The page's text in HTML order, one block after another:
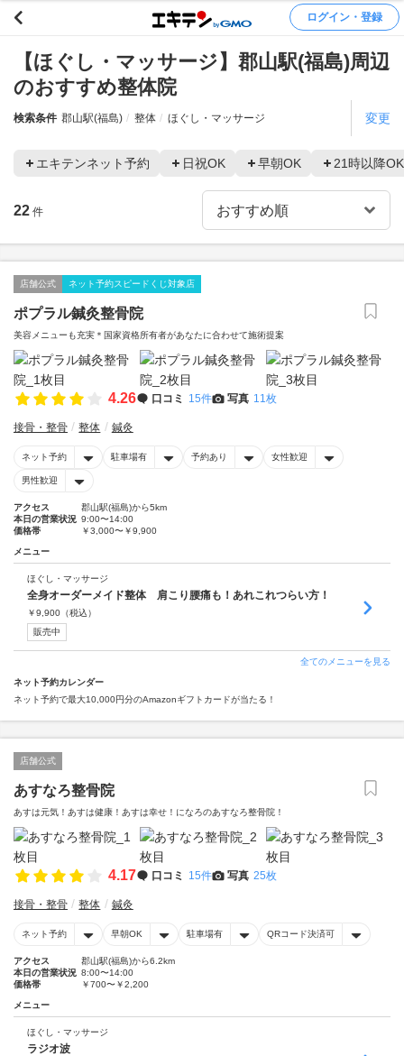
ログイン・登録
【ほぐし・マッサージ】郡山駅(福島)周辺
のおすすめ整体院
検索条件 郡山駅(福島) 整体 ほぐし・マッサージ 変更
エキテンネット予約 日祝OK 早朝OK 21時以降OK
22 件
店舗公式 ネット予約スピードくじ対象店
ポプラル鍼灸整骨院
美容メニューも充実＊国家資格所有者があなたに合わせて施術提案
4.26 口コミ 15件 写真 11枚
接骨・整骨 整体 鍼灸
ネット予約 駐車場有 予約あり 女性歓迎
男性歓迎
アクセス
郡山駅(福島)から5km
本日の営業状況 9:00〜14:00
価格帯
￥3,000〜￥9,900
メニュー
ほぐし・マッサージ
全身オーダーメイド整体 肩こり腰痛も！あれこれつらい方！
￥9,900 （税込）
販売中
全てのメニューを見る
ネット予約カレンダー
ネット予約で最大10,000円分のAmazonギフトカードが当たる！
店舗公式
あすなろ整骨院
あすは元気！あすは健康！あすは幸せ！になろのあすなろ整骨院！
4.17 口コミ 15件 写真 25枚
接骨・整骨 整体 鍼灸
ネット予約 早朝OK 駐車場有 QRコード決済可
アクセス
郡山駅(福島)から6.2km
本日の営業状況 8:00〜14:00
価格帯
￥700〜￥2,200
メニュー
ほぐし・マッサージ
ラジオ波